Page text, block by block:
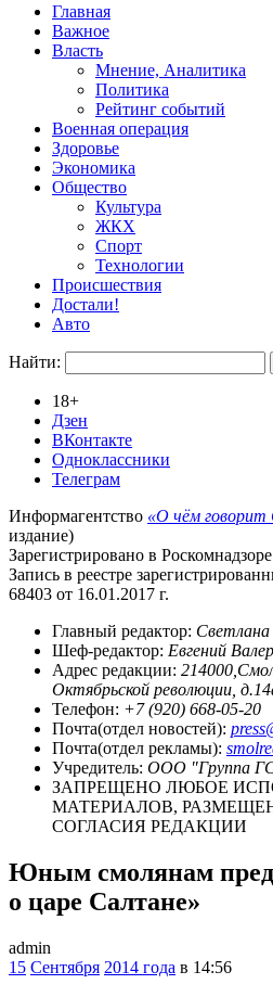
Главная
Важное
Власть
Мнение, Аналитика
Политика
Рейтинг событий
Военная операция
Здоровье
Экономика
Общество
Культура
ЖКХ
Спорт
Технологии
Происшествия
Достали!
Авто
Найти:
18+
Дзен
ВКонтакте
Одноклассники
Телеграм
Информагентство «О чём говорит
издание)
Зарегистрировано в Роскомнадзоре
Запись в реестре
68403 от 16.01.2017 г.
Главный редактор: Светлана
Шеф-редактор: Евгений
Адрес редакции:
Октябрьской революции,
Телефон: +7 (920) 668-05-20
Почта(отдел новостей):
Почта(отдел рекламы):
Учредитель: ООО "Группа
ЗАПРЕЩЕНО ЛЮБОЕ
МАТЕРИАЛОВ,
СОГЛАСИЯ РЕДАКЦИИ
Юным смолянам
о царе Салтане»
admin
15 Сентября 2014 года в 14:56